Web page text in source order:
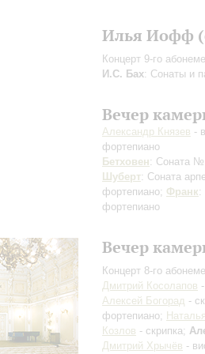
Илья Иофф
Концерт 9-го
И.С. Бах: Сонаты и
Вечер
Александр Князев -
фортепиано
Бетховен: Соната №
Шуберт: Соната
фортепиано; Франк:
фортепиано
Вечер
Концерт 8-го
Дмитрий Косолапов
Алексей Богорад -
фортепиано;
Козлов - скрипка;
Дмитрий Хрычёв -